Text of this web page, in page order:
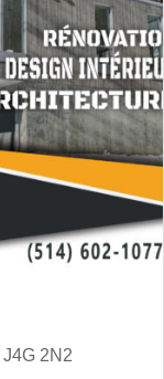
J4G 2N2